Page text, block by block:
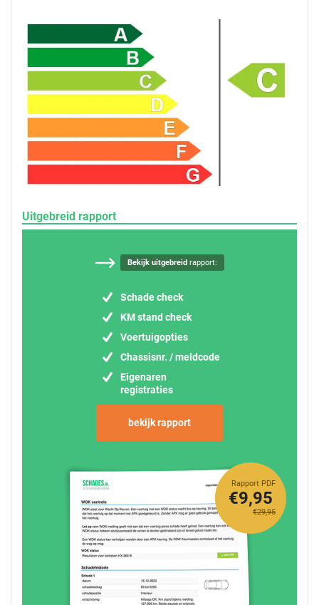
Uitgebreid rapport
Bekijk uitgebreidrapport:
Schade check
KM stand check
Voertuigopties
Chassisnr. / meldcode
Eigenaren
registraties
bekijk rapport
Rapport PDF
€29,95
€9,95